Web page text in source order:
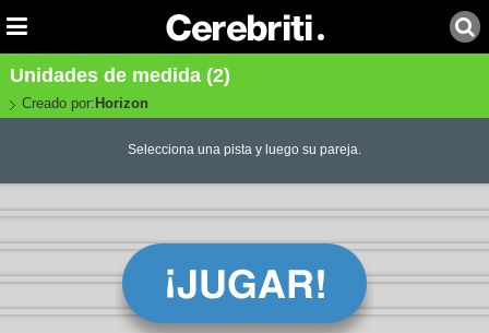
Unidades de medida (2)
Creado por: Horizon
Selecciona una pista y luego su pareja.